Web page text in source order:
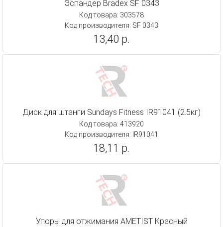
Эспандер Bradex SF 0343
Код товара: 303578
Код производителя: SF 0343
13,40 р.
Диск для штанги Sundays Fitness IR91041 (2.5кг)
Код товара: 413920
Код производителя: IR91041
18,11 р.
Упоры для отжимания AMETIST Красный